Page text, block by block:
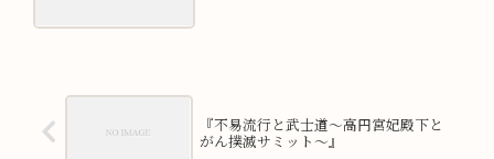
『不易流行と武士道～高円宮妃殿下と
がん撲滅サミット～』